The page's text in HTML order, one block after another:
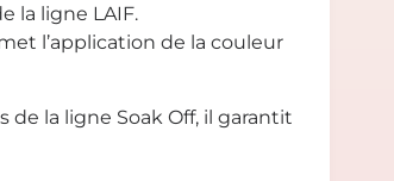
la ligne LAIF.
l’application de la couleur
de la ligne Soak Off, il garantit